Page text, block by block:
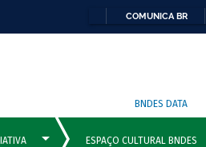
COMUNICA BR
BNDES DATA